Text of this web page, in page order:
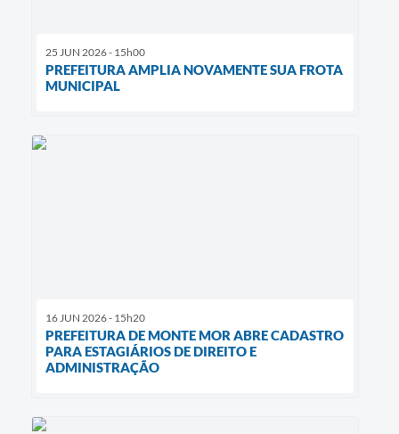
25 JUN 2026 - 15h00
PREFEITURA AMPLIA NOVAMENTE SUA FROTA
MUNICIPAL
16 JUN 2026 - 15h20
PREFEITURA DE MONTE MOR ABRE CADASTRO
PARA ESTAGIÁRIOS DE DIREITO E
ADMINISTRAÇÃO